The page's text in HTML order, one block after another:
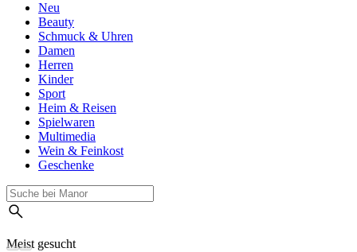
Neu
Beauty
Schmuck & Uhren
Damen
Herren
Kinder
Sport
Heim & Reisen
Spielwaren
Multimedia
Wein & Feinkost
Geschenke
Meist gesucht